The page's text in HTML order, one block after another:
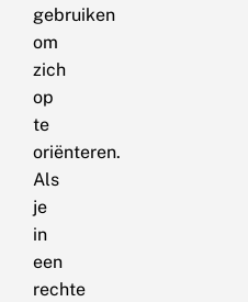
gebruiken
om
zich
op
te
oriënteren.
Als
je
in
een
rechte